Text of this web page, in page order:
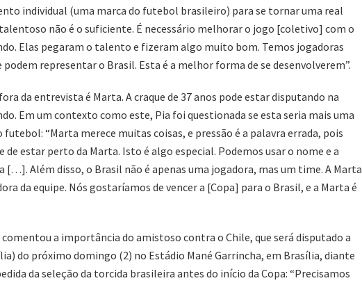
individual (uma marca do futebol brasileiro) para se tornar uma real
não é o suficiente. É necessário melhorar o jogo [coletivo] com o
Elas pegaram o talento e fizeram algo muito bom. Temos jogadoras
representar o Brasil. Esta é a melhor forma de se desenvolverem”.
da entrevista é Marta. A craque de 37 anos pode estar disputando na
Em um contexto como este, Pia foi questionada se esta seria mais uma
“Marta merece muitas coisas, e pressão é a palavra errada, pois
estar perto da Marta. Isto é algo especial. Podemos usar o nome e a
[…]. Além disso, o Brasil não é apenas uma jogadora, mas um time. A Marta
da equipe. Nós gostaríamos de vencer a [Copa] para o Brasil, e a Marta é
a importância do amistoso contra o Chile, que será disputado a
do próximo domingo (2) no Estádio Mané Garrincha, em Brasília, diante
da seleção da torcida brasileira antes do início da Copa: “Precisamos